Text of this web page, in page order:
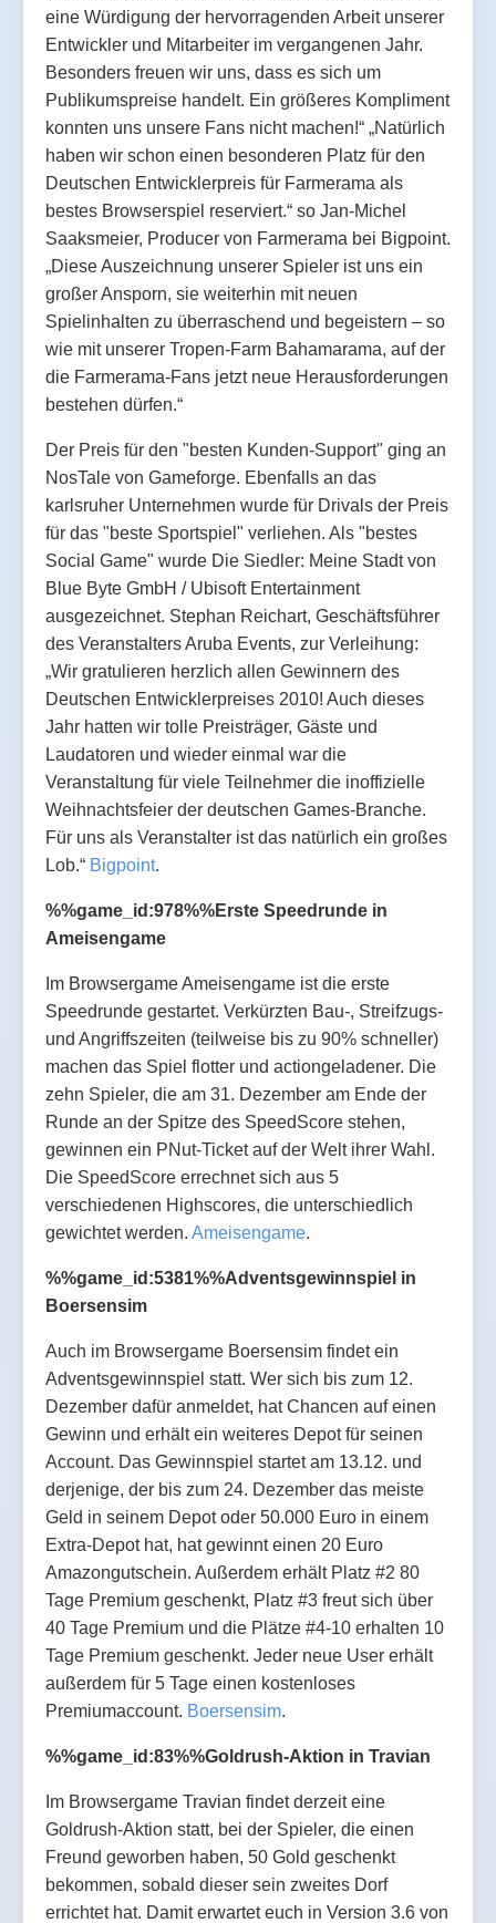
eine Würdigung der hervorragenden Arbeit unserer
Entwickler und Mitarbeiter im vergangenen Jahr.
Besonders freuen wir uns, dass es sich um
Publikumspreise handelt. Ein größeres Kompliment
konnten uns unsere Fans nicht machen!“ „Natürlich
haben wir schon einen besonderen Platz für den
Deutschen Entwicklerpreis für Farmerama als
bestes Browserspiel reserviert.“ so Jan-Michel
Saaksmeier, Producer von Farmerama bei Bigpoint.
„Diese Auszeichnung unserer Spieler ist uns ein
großer Ansporn, sie weiterhin mit neuen
Spielinhalten zu überraschend und begeistern – so
wie mit unserer Tropen-Farm Bahamarama, auf der
die Farmerama-Fans jetzt neue Herausforderungen
bestehen dürfen.“
Der Preis für den "besten Kunden-Support" ging an
NosTale von Gameforge. Ebenfalls an das
karlsruher Unternehmen wurde für Drivals der Preis
für das "beste Sportspiel" verliehen. Als "bestes
Social Game" wurde Die Siedler: Meine Stadt von
Blue Byte GmbH / Ubisoft Entertainment
ausgezeichnet. Stephan Reichart, Geschäftsführer
des Veranstalters Aruba Events, zur Verleihung:
„Wir gratulieren herzlich allen Gewinnern des
Deutschen Entwicklerpreises 2010! Auch dieses
Jahr hatten wir tolle Preisträger, Gäste und
Laudatoren und wieder einmal war die
Veranstaltung für viele Teilnehmer die inoffizielle
Weihnachtsfeier der deutschen Games-Branche.
Für uns als Veranstalter ist das natürlich ein großes
Lob.“ Bigpoint.
%%game_id:978%%Erste Speedrunde in
Ameisengame
Im Browsergame Ameisengame ist die erste
Speedrunde gestartet. Verkürzten Bau-, Streifzugs-
und Angriffszeiten (teilweise bis zu 90% schneller)
machen das Spiel flotter und actiongeladener. Die
zehn Spieler, die am 31. Dezember am Ende der
Runde an der Spitze des SpeedScore stehen,
gewinnen ein PNut-Ticket auf der Welt ihrer Wahl.
Die SpeedScore errechnet sich aus 5
verschiedenen Highscores, die unterschiedlich
gewichtet werden. Ameisengame.
%%game_id:5381%%Adventsgewinnspiel in
Boersensim
Auch im Browsergame Boersensim findet ein
Adventsgewinnspiel statt. Wer sich bis zum 12.
Dezember dafür anmeldet, hat Chancen auf einen
Gewinn und erhält ein weiteres Depot für seinen
Account. Das Gewinnspiel startet am 13.12. und
derjenige, der bis zum 24. Dezember das meiste
Geld in seinem Depot oder 50.000 Euro in einem
Extra-Depot hat, hat gewinnt einen 20 Euro
Amazongutschein. Außerdem erhält Platz #2 80
Tage Premium geschenkt, Platz #3 freut sich über
40 Tage Premium und die Plätze #4-10 erhalten 10
Tage Premium geschenkt. Jeder neue User erhält
außerdem für 5 Tage einen kostenloses
Premiumaccount. Boersensim.
%%game_id:83%%Goldrush-Aktion in Travian
Im Browsergame Travian findet derzeit eine
Goldrush-Aktion statt, bei der Spieler, die einen
Freund geworben haben, 50 Gold geschenkt
bekommen, sobald dieser sein zweites Dorf
errichtet hat. Damit erwartet euch in Version 3.6 von